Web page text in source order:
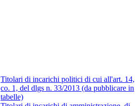
Titolari di incarichi politici di cui all'art. 14,
co. 1, del dlgs n. 33/2013 (da pubblicare in
tabelle)